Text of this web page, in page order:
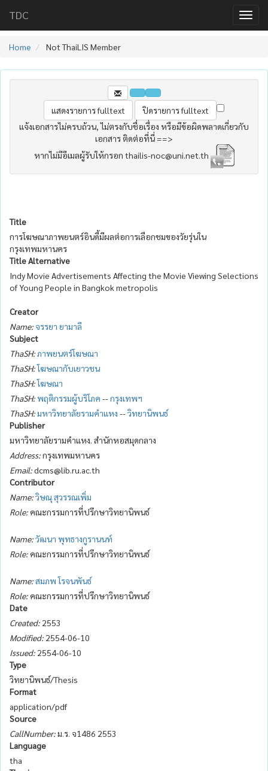
TDC
Home Not ThaiLIS Member
แจ้งเอกสารไม่ครบถ้วน, ไม่ตรงกับชื่อเรื่อง หรือมีข้อผิดพลาดเกี่ยวกับ
เอกสาร ติดต่อที่นี่ ==>
หากไม่มีอีเมลผู้รับให้กรอก thailis-noc@uni.net.th
Title
การโฆษณาภาพยนตร์อินดี้มีผลต่อการเลือกชมของวัยรุ่นใน
กรุงเทพมหานคร
Title Alternative
Indy Movie Advertisements Affecting the Movie Viewing Selections
of Young People in Bangkok metropolis
Creator
Name: จรรยา ยามาลี
Subject
ThaSH:ภาพยนตร์โฆษณา
ThaSH:โฆษณากับเยาวชน
ThaSH:โฆษณา
ThaSH:พฤติกรรมผู้บริโภค --กรุงเทพฯ
ThaSH:มหาวิทยาลัยรามคำแหง --วิทยานิพนธ์
Publisher
มหาวิทยาลัยรามคำแหง. สำนักหอสมุดกลาง
Address:กรุงเทพมหานคร
Email:dcms@lib.ru.ac.th
Contributor
Name:วิษณุ สุวรรณเพิ่ม
Role: คณะกรรมการที่ปรึกษาวิทยานิพนธ์
Name:วัฒนา พุทธางกูรานนท์
Role: คณะกรรมการที่ปรึกษาวิทยานิพนธ์
Name:สมภพ โรจนพันธ์
Role: คณะกรรมการที่ปรึกษาวิทยานิพนธ์
Date
Created: 2553
Modified: 2554-06-10
Issued: 2554-06-10
Type
วิทยานิพนธ์/Thesis
Format
application/pdf
Source
CallNumber:ม.ร. จ1486 2553
Language
tha